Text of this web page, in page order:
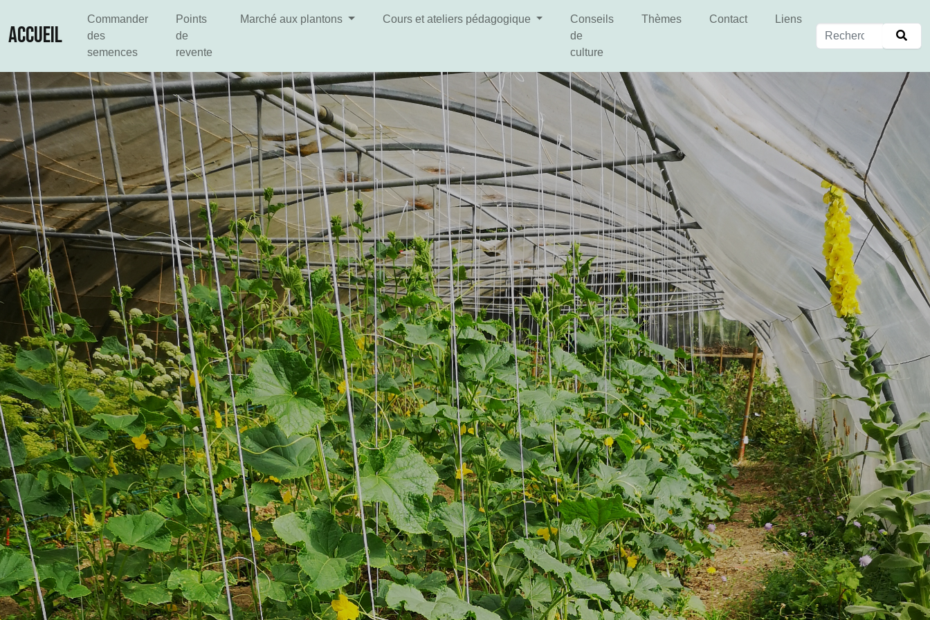
ACCUEIL
Commander
des
semences
Points
de
revente
Marché aux plantons Cours et ateliers pédagogique
Conseils
de
culture
Thèmes Contact Liens